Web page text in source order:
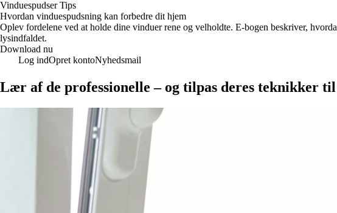
Vinduespudser Tips
Hvordan vinduespudsning kan forbedre dit hjem
Oplev fordelene ved at holde dine vinduer rene og velholdte. E-bogen beskriver,
lysindfaldet.
Download nu
Log indOpret kontoNyhedsmail
Lær af de professionelle – og tilpas deres teknikker